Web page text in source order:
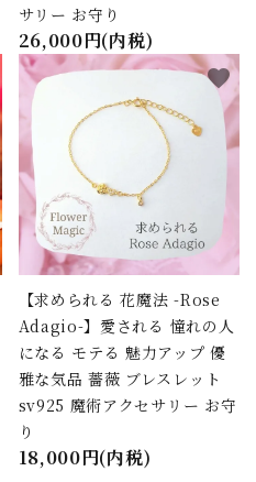
サリー お守り
26,000円(内税)
【求められる 花魔法 -Rose
Adagio-】愛される 憧れの人
になる モテる 魅力アップ 優
雅な気品 薔薇 ブレスレット
sv925 魔術アクセサリー お守
り
18,000円(内税)
favorite